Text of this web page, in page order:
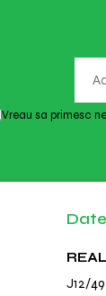
Vreau sa primesc
J12/